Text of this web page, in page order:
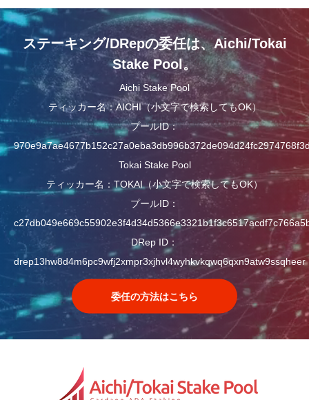
ステーキング/DRepの委任は、Aichi/Tokai
Stake Pool。
Aichi Stake Pool
ティッカー名：AICHI（小文字で検索してもOK）
プールID：
Tokai Stake Pool
ティッカー名：TOKAI（小文字で検索してもOK）
プールID：
DRep ID：
drep13hw8d4m6pc9wfj2xmpr3xjhvl4wyhkvkqwq6qxn9atw9ssqheer
委任の方法はこちら